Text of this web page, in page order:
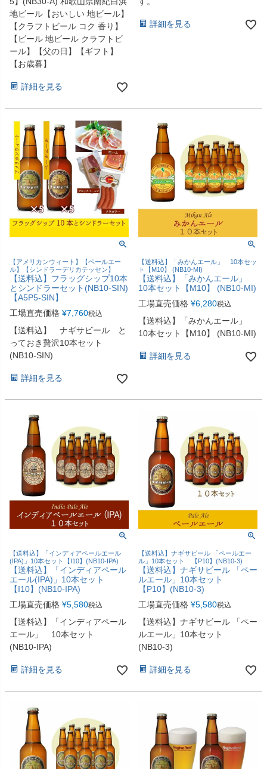
地ビール【おいしい 地ビール】
【クラフトビール コク 香り】
【ビール 地ビール クラフトビ
ール】【父の日】【ギフト】
【お歳暮】
詳細を見る
詳細を見る
【アメリカンウィート】【ペールエー
ル】【シンドラーデリカテッセン】
【送料込】フラッグシップ10本
とシンドラーセット(NB10-SIN)
【A5P5-SIN】
工場直売価格 ¥7,760税込
【送料込】 ナギサビール と
っておき贅沢10本セット
(NB10-SIN)
詳細を見る
【送料込】「みかんエール」 10本セッ
ト【M10】 (NB10-MI)
【送料込】「みかんエール」
10本セット【M10】 (NB10-MI)
工場直売価格 ¥6,280税込
【送料込】「みかんエール」
10本セット【M10】 (NB10-MI)
詳細を見る
【送料込】「インディアペールエール
(IPA)」10本セット【I10】(NB10-IPA)
【送料込】「インディアペール
エール(IPA)」10本セット
【I10】(NB10-IPA)
工場直売価格 ¥5,580税込
【送料込】「インディアペール
エール」 10本セット
(NB10-IPA)
詳細を見る
【送料込】ナギサビール 「ペールエー
ル」10本セット 【P10】(NB10-3)
【送料込】ナギサビール 「ペー
ルエール」10本セット
【P10】(NB10-3)
工場直売価格 ¥5,580税込
【送料込】ナギサビール 「ペー
ルエール」10本セット
(NB10-3)
詳細を見る